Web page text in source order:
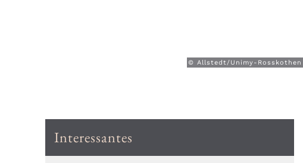
© Allstedt/Unimy-Rosskothen
Interessantes